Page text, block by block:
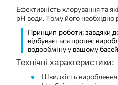
Ефективність хлорування та
рН води. Тому його необхідно
Принцип роботи: завдяки
відбувається процес
водообміну у вашому
Технічні характеристики:
Швидкість